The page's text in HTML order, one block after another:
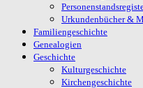
Urkundenbücher &
Familiengeschichte
Genealogien
Geschichte
Kulturgeschichte
Kirchengeschichte